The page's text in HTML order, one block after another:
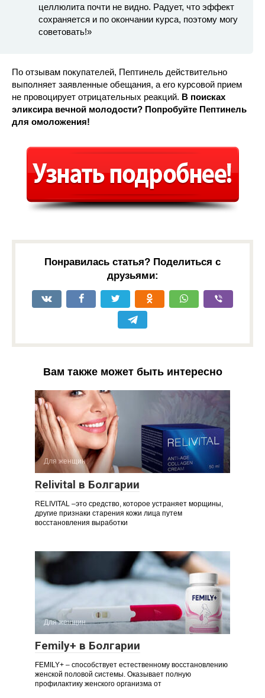
целлюлита почти не видно. Радует, что эффект
сохраняется и по окончании курса, поэтому могу
советовать!»
По отзывам покупателей, Пептинель действительно
выполняет заявленные обещания, а его курсовой прием
не провоцирует отрицательных реакций. В поисках
эликсира вечной молодости? Попробуйте Пептинель
для омоложения!
Понравилась статья? Поделиться с
друзьями:
Вам также может быть интересно
Для женщин
Relivital в Болгарии
RELIVITAL –это средство, которое устраняет морщины,
другие признаки старения кожи лица путем
восстановления выработки
Для женщин
Femily+ в Болгарии
FEMILY+ – способствует естественному восстановлению
женской половой системы. Оказывает полную
профилактику женского организма от